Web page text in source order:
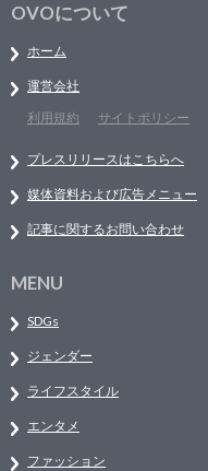
OVOについて
ホーム
運営会社
利用規約
サイトポリシー
プレスリリースはこちらへ
媒体資料および広告メニュー
記事に関するお問い合わせ
MENU
SDGs
ジェンダー
ライフスタイル
エンタメ
ファッション